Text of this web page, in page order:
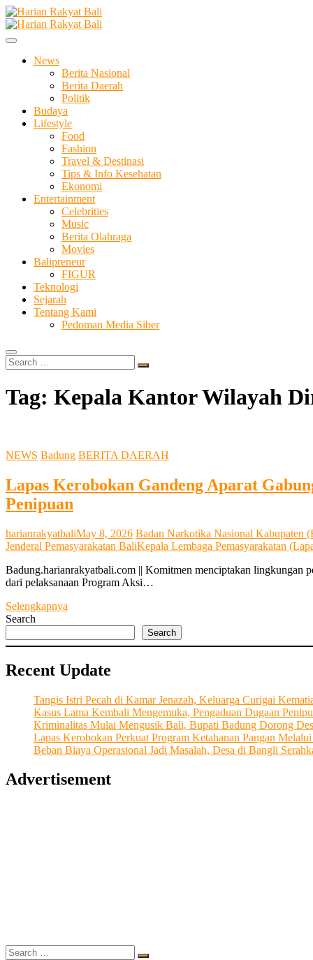
Skip
to
content
Harian Rakyat Bali
Membangun Semangat Kehidupan dan Berbangsa
News
Berita Nasional
Berita Daerah
Politik
Budaya
Lifestyle
Food
Fashion
Travel & Destinasi
Tips & Info Kesehatan
Ekonomi
Entertainment
Celebrities
Music
Berita Olahraga
Movies
Balipreneur
FIGUR
Teknologi
Sejarah
Tentang Kami
Pedoman Media Siber
Search
…
Tag: Kepala Kantor Wilayah
NEWS Badung BERITA DAERAH
Lapas Kerobokan Gandeng Aparat
Penipuan
harianrakyatbaliMay 8, 2026 Badan Narkotika Nasional Kabupaten
Jenderal Pemasyarakatan BaliKepala Lembaga Pemasyarakatan
Badung.harianrakyatbali.com || Komitmen menciptakan lingkungan
dari pelaksanaan Program Aksi…
Selengkapnya
Aparat
Sisir
Blok
Hunian,
Tegaskan
Komitmen
Bersih
dari
Narkoba,
Ilegal,
Search
Search
Recent Update
Tangis Istri Pecah di Kamar Jenazah, Keluarga Curigai
Kasus Lama Kembali Mengemuka, Pengaduan Dugaan
Kriminalitas Mulai Mengusik Bali, Bupati Badung Dorong
Lapas Kerobokan Perkuat Program Ketahanan Pangan
Beban Biaya Operasional Jadi Masalah, Desa di Bangli
Advertisement
Search